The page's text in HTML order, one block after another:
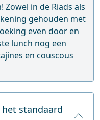
Zowel in de Riads als
gehouden met
even door en
lunch nog een
en couscous
standaard